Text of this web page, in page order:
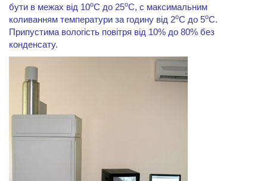
бути в межах від 10oC до 25oC, с максимальним
коливанням температури за годину від 2oC до 5oC.
Припустима вологість повітря від 10% до 80% без
конденсату.